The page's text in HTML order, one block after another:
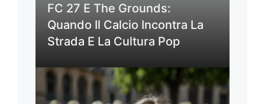
FC 27 E The Grounds:
Quando Il Calcio Incontra La
Strada E La Cultura Pop